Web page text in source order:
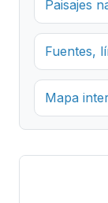
Paisajes
Fuentes,
Mapa